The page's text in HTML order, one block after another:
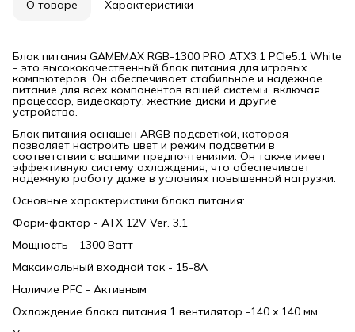
О товаре Характеристики
Блок питания GAMEMAX RGB-1300 PRO ATX3.1 PCIe5.1 White
- это высококачественный блок питания для игровых
компьютеров. Он обеспечивает стабильное и надежное
питание для всех компонентов вашей системы, включая
процессор, видеокарту, жесткие диски и другие
устройства.
Блок питания оснащен АRGB подсветкой, которая
позволяет настроить цвет и режим подсветки в
соответствии с вашими предпочтениями. Он также имеет
эффективную систему охлаждения, что обеспечивает
надежную работу даже в условиях повышенной нагрузки.
Основные характеристики блока питания:
Форм-фактор - ATX 12V Ver. 3.1
Мощность - 1300 Ватт
Максимальный входной ток - 15-8А
Наличие PFC - Активным
Охлаждение блока питания 1 вентилятор -140 x 140 мм